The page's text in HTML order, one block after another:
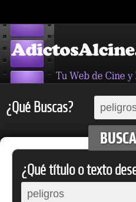
¿Qué Buscas?
¿Qué título o texto